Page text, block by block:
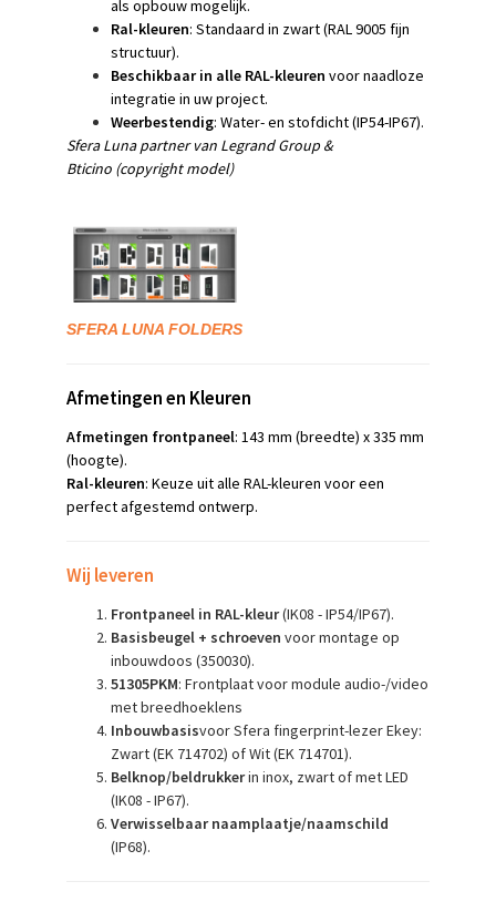
als opbouw mogelijk.
Ral-kleuren: Standaard in zwart (RAL 9005 fijn
structuur).
Beschikbaar in alle RAL-kleuren voor naadloze
integratie in uw project.
Weerbestendig: Water- en stofdicht (IP54-IP67).
Sfera Lunapartner van Legrand Group &
Bticino (copyright model)
SFERA LUNA FOLDERS
Afmetingen en Kleuren
Afmetingen frontpaneel: 143 mm (breedte) x 335 mm
(hoogte).
Ral-kleuren: Keuze uit alle RAL-kleuren voor een
perfect afgestemd ontwerp.
Wij leveren
Frontpaneel in RAL-kleur(IK08 - IP54/IP67).
Basisbeugel + schroeven voor montage op
inbouwdoos (350030).
51305PKM: Frontplaat voor module audio-/video
met breedhoeklens
Inbouwbasisvoor Sfera fingerprint-lezer Ekey:
Zwart (EK 714702) of Wit (EK 714701).
Belknop/beldrukkerin inox, zwart of met LED
(IK08 - IP67).
Verwisselbaar naamplaatje/naamschild
(IP68).